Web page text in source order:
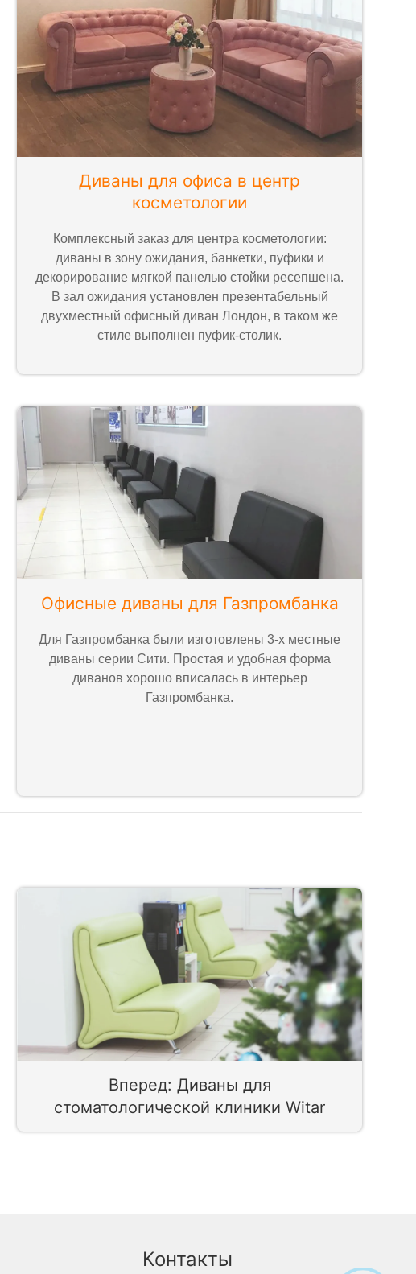
Диваны для офиса в центр
косметологии
Комплексный заказ для центра косметологии:
диваны в зону ожидания, банкетки, пуфики и
декорирование мягкой панелью стойки ресепшена.
В зал ожидания установлен презентабельный
двухместный офисный диван Лондон, в таком же
стиле выполнен пуфик-столик.
Офисные диваны для Газпромбанка
Для Газпромбанка были изготовлены 3-х местные
диваны серии Сити. Простая и удобная форма
диванов хорошо вписалась в интерьер
Газпромбанка.
Вперед: Диваны для
стоматологической клиники Witar
Контакты